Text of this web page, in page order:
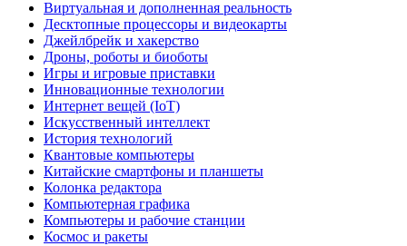
Виртуальная и дополненная реальность
Десктопные процессоры и видеокарты
Джейлбрейк и хакерство
Дроны, роботы и биоботы
Игры и игровые приставки
Инновационные технологии
Интернет вещей (IoT)
Искусственный интеллект
История технологий
Квантовые компьютеры
Китайские смартфоны и планшеты
Колонка редактора
Компьютерная графика
Компьютеры и рабочие станции
Космос и ракеты